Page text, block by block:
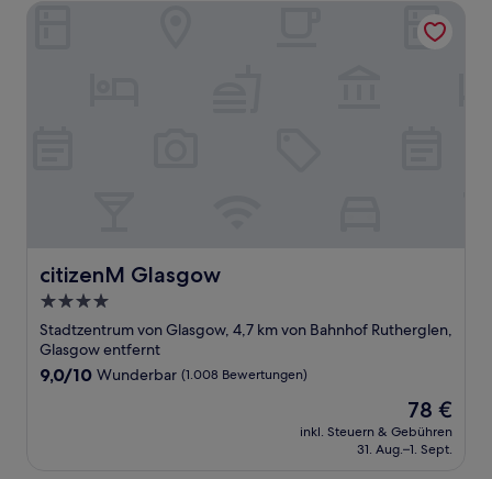
citizenM Glasgow
citizenM Glasgow
4.0-
Sterne-
Unterkunft
Stadtzentrum von Glasgow, 4,7 km von Bahnhof Rutherglen,
Glasgow entfernt
9.0
9,0/10 Wunderbar (1.008 Bewertungen)
Der
Preis
beträgt
78 €
inkl. Steuern & Gebühren
31. Aug.–1. Sept.